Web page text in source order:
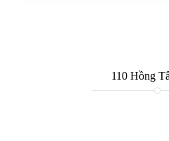
110 Hồng